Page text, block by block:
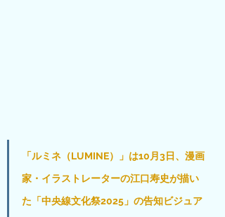
「ルミネ（LUMINE）」は10月3日、漫画
家・イラストレーターの江口寿史が描い
た「中央線文化祭2025」の告知ビジュア